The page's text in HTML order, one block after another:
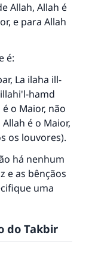
Allah, Allah é
e para Allah
é:
La ilaha ill-
hamd
o Maior, não
é o Maior,
os louvores).
há nenhum
e as bênçãos
uma
do Takbir